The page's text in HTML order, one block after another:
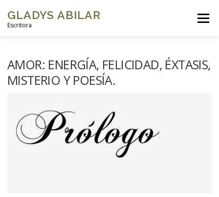
GLADYS ABILAR
Escritora
Menú
AMOR: ENERGÍA, FELICIDAD, ÉXTASIS,
MISTERIO Y POESÍA.